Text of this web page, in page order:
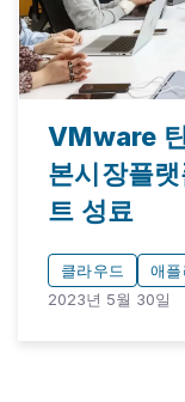
VMware
본시장플
트 성료
클라우드 애
2023년 5월 30일